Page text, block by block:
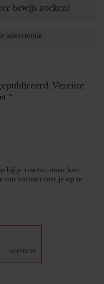
bewijs zoeken?
Vereiste
*
bij je reactie, maar kan
om contact met je op te